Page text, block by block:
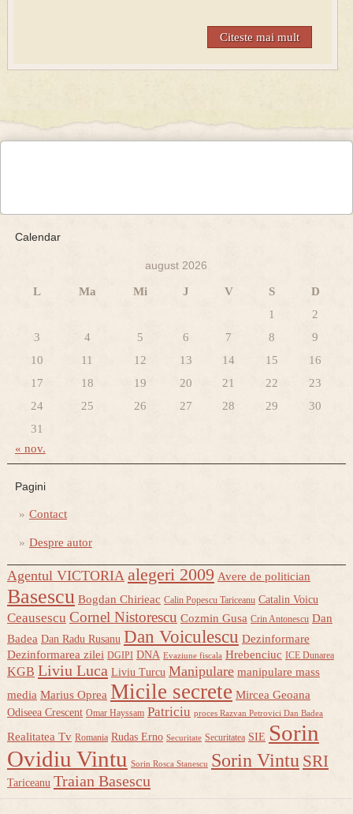
Citeste mai mult
Calendar
august 2026
L Ma Mi J V S
D
1
2
3
4 5 6 7 8
9
10
11 12 13 14 15
16
17
18 19 20 21 22
23
24
25 26 27 28 29
30
31
« nov.
Pagini
Contact
Despre autor
Agentul VICTORIA alegeri 2009 Avere de politician
Basescu Bogdan Chirieac Calin Popescu Tariceanu Catalin Voicu
Ceausescu Cornel Nistorescu Cozmin Gusa Crin Antonescu Dan
Badea Dan Radu Rusanu Dan Voiculescu Dezinformare
Dezinformarea zilei DGIPI DNA Evaziune fiscala Hrebenciuc ICE Dunarea
KGB Liviu Luca Liviu Turcu Manipulare manipulare mass
media Marius Oprea Micile secrete Mircea Geoana
Odiseea Crescent Omar Hayssam Patriciu proces Razvan Petrovici Dan Badea
Realitatea Tv Romania Rudas Erno Securitate Securitatea SIE Sorin
Ovidiu Vintu Sorin Rosca Stanescu Sorin Vintu SRI
Tariceanu Traian Basescu